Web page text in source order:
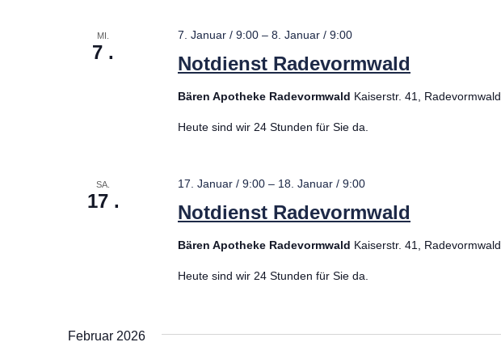
Medikationsberatung
Orale Krebstherapie
Pflegehilfsmittel
Kompressionsstrümpfe
Palliativversorgung
MI.
7
Notdienst Radevormwald
7. Januar / 9:00– 8. Januar / 9:00
Bären Apotheke Radevormwald Kaiserstr. 41, Radevormwald
Heute sind wir 24 Stunden für Sie da.
SA.
17
Notdienst Radevormwald
17. Januar / 9:00– 18. Januar / 9:00
Bären Apotheke Radevormwald Kaiserstr. 41, Radevormwald
Heute sind wir 24 Stunden für Sie da.
Februar 2026